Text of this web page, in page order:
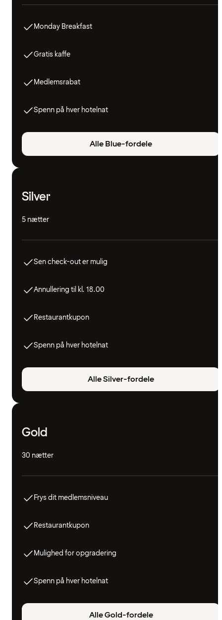
Monday Breakfast
Gratis kaffe
Medlemsrabat
Spenn på hver hotelnat
Alle Blue-fordele
Silver
5 nætter
Sen check-out er mulig
Annullering til kl. 18.00
Restaurantkupon
Spenn på hver hotelnat
Alle Silver-fordele
Gold
30 nætter
Frys dit medlemsniveau
Restaurantkupon
Mulighed for opgradering
Spenn på hver hotelnat
Alle Gold-fordele